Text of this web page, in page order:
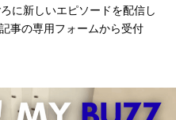
に新しいエピソードを配信し
事の専用フォームから受付